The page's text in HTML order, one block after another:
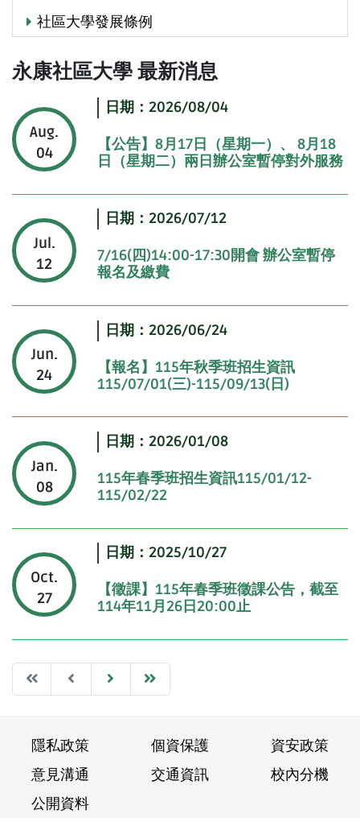
社區大學發展條例
永康社區大學 最新消息
Aug.
04
日期：2026/08/04
【公告】8月17日（星期一）、 8月18
日（星期二）兩日辦公室暫停對外服務
Jul.
12
日期：2026/07/12
7/16(四)14:00-17:30開會 辦公室暫停
報名及繳費
Jun.
24
日期：2026/06/24
【報名】115年秋季班招生資訊
115/07/01(三)-115/09/13(日)
Jan.
08
日期：2026/01/08
115年春季班招生資訊115/01/12-
115/02/22
Oct.
27
日期：2025/10/27
【徵課】115年春季班徵課公告，截至
114年11月26日20:00止
Frist PreviousNext Last
隱私政策 個資保護
資安政策
意見溝通
交通資訊
校內分機
公開資料